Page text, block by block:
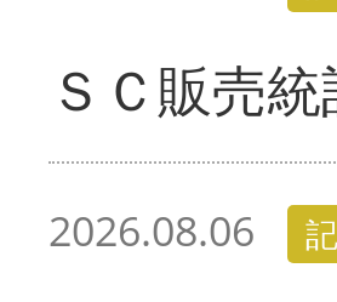
ＳＣ販売
2026.08.06